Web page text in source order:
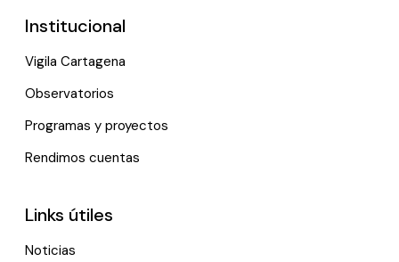
Institucional
Vigila Cartagena
Observatorios
Programas y proyectos
Rendimos cuentas
Links útiles
Noticias